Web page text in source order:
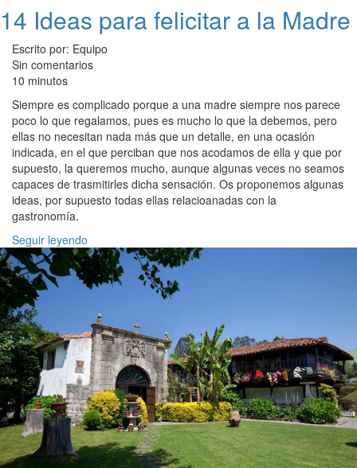
14 Ideas para felicitar a la Madre
Escrito por: Equipo
Sin comentarios
10 minutos
Siempre es complicado porque a una madre siempre nos parece
poco lo que regalamos, pues es mucho lo que la debemos, pero
ellas no necesitan nada más que un detalle, en una ocasión
indicada, en el que perciban que nos acodamos de ella y que por
supuesto, la queremos mucho, aunque algunas veces no seamos
capaces de trasmitirles dicha sensación. Os proponemos algunas
ideas, por supuesto todas ellas relacioanadas con la
gastronomía.
Seguir leyendo